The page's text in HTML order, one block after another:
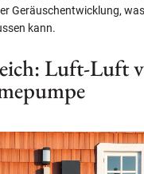
Geräuschentwicklung,
kann.
Luft-Luft